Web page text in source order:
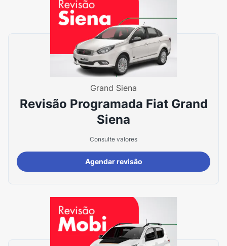
Grand Siena
Revisão Programada Fiat Grand
Siena
Consulte valores
Agendar revisão